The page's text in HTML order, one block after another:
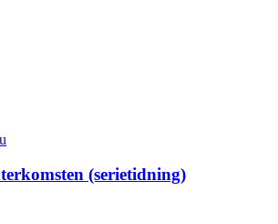
(serietidning)